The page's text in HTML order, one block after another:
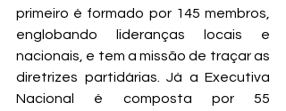
primeiro é formado por 145 membros,
englobando lideranças locais e
nacionais, e tem a missão de traçar as
diretrizes partidárias. Já a Executiva
Nacional é composta por 55